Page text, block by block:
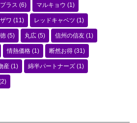
ラス (6) マルキョウ (1)
ワ (11) レッドキャベツ (1)
(5) 丸広 (5) 信州の信友 (1)
情熱価格 (1) 断然お得 (31)
産 (1) 綿半パートナーズ (1)